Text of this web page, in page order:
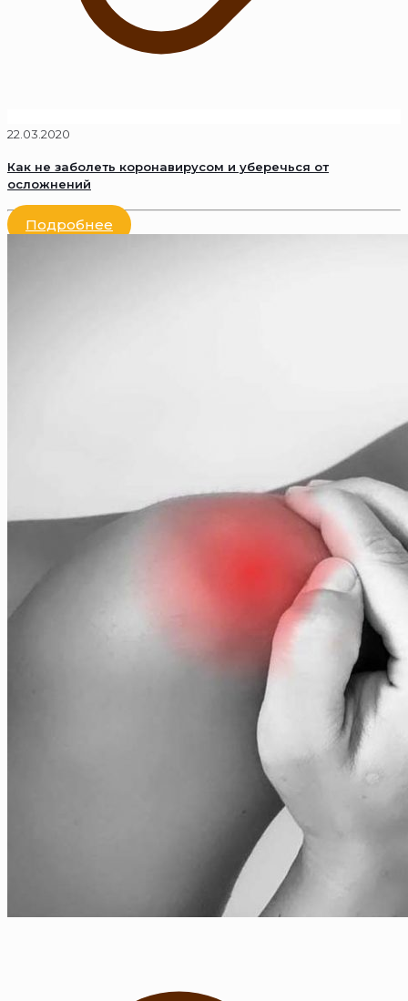
22.03.2020
Как не заболеть коронавирусом и уберечься от
осложнений
Подробнее